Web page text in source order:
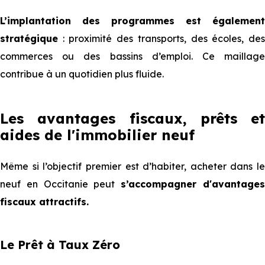
L’implantation des programmes est également
stratégique : proximité des transports, des écoles, des
commerces ou des bassins d’emploi. Ce maillage
contribue à un quotidien plus fluide.
Les avantages fiscaux, prêts et
aides de l'immobilier neuf
Même si l’objectif premier est d’habiter, acheter dans le
neuf en Occitanie peut s’accompagner d'avantages
fiscaux attractifs.
Le Prêt à Taux Zéro